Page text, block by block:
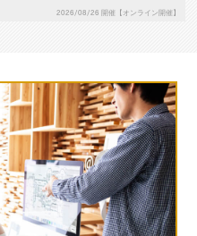
2026/08/26 開催【オンライン開催】